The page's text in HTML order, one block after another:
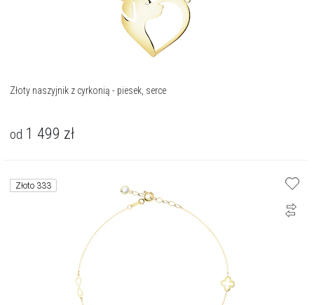
Złoty naszyjnik z cyrkonią - piesek, serce
od 1 499 zł
Złoto 333